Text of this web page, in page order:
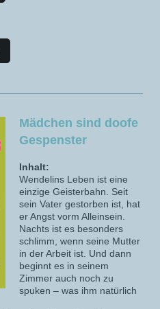
Mädchen sind doofe
Gespenster
Inhalt:
Wendelins Leben ist eine
einzige Geisterbahn. Seit
sein Vater gestorben ist, hat
er Angst vorm Alleinsein.
Nachts ist es besonders
schlimm, wenn seine Mutter
in der Arbeit ist. Und dann
beginnt es in seinem
Zimmer auch noch zu
spuken – was ihm natürlich